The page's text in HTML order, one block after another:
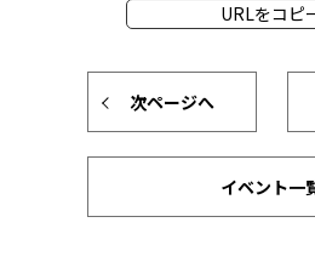
URLをコピ
次ページへ
イベント一